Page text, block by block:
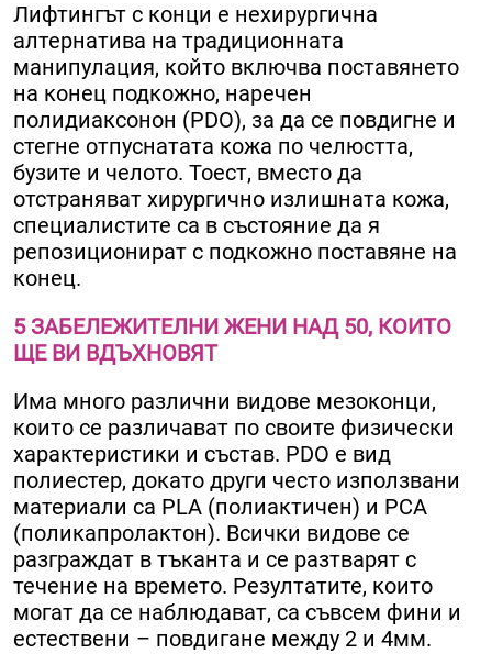
Лифтингът с конци е нехирургична
алтернатива на традиционната
манипулация, който включва поставянето
на конец подкожно, наречен
полидиаксонон (PDO), за да се повдигне и
стегне отпуснатата кожа по челюстта,
бузите и челото. Тоест, вместо да
отстраняват хирургично излишната кожа,
специалистите са в състояние да я
репозиционират с подкожно поставяне на
конец.
5 ЗАБЕЛЕЖИТЕЛНИ ЖЕНИ НАД 50, КОИТО
ЩЕ ВИ ВДЪХНОВЯТ
Има много различни видове мезоконци,
които се различават по своите физически
характеристики и състав. PDO е вид
полиестер, докато други често използвани
материали са PLA (полиактичен) и PCA
(поликапролактон). Всички видове се
разграждат в тъканта и се разтварят с
течение на времето. Резултатите, които
могат да се наблюдават, са съвсем фини и
естествени – повдигане между 2 и 4мм.